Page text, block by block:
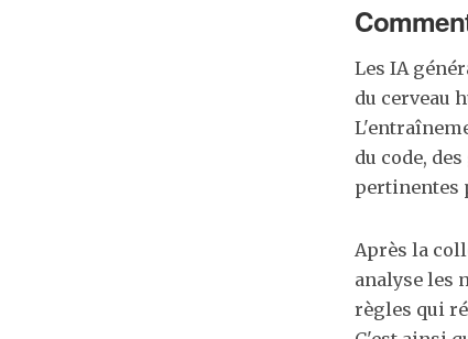
Les IA
du cerveau
du code,
pertinentes
Après la
analyse les
règles qui